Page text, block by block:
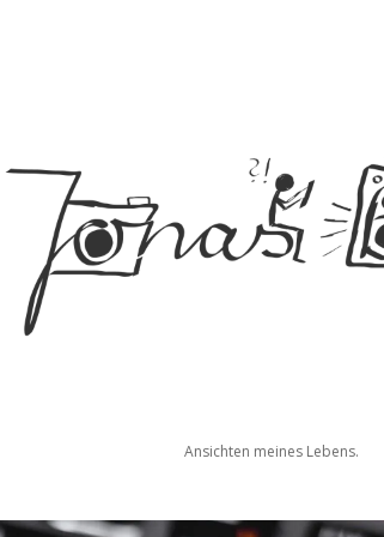
Ansichten meines Lebens.